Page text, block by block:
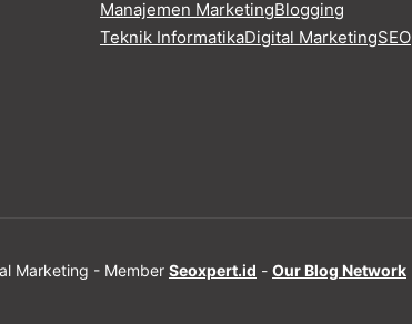
Manajemen MarketingBlogging
Teknik InformatikaDigital MarketingSEO
Marketing - Member Seoxpert.id - Our Blog Network